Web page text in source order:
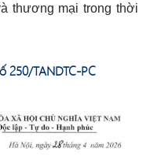
thương mại trong thời
250/TANDTC-PC